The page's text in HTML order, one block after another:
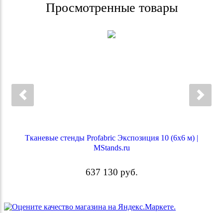
Просмотренные товары
Тканевые стенды Profabric Экспозиция 10 (6х6 м) |
MStands.ru
637 130 руб.